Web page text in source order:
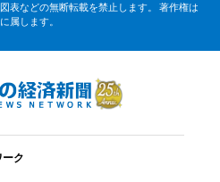
表などの無断転載を禁止します。 著作権は
属します。
ク